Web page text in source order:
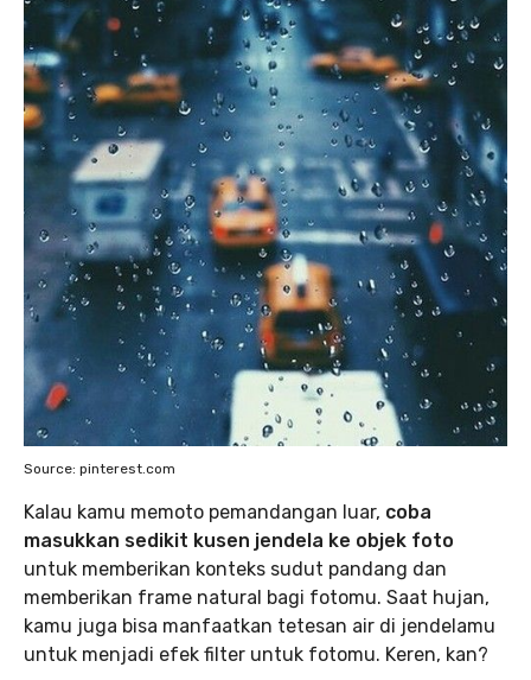
Source: pinterest.com
Kalau kamu memoto pemandangan luar, coba
masukkan sedikit kusen jendela ke objek foto
untuk memberikan konteks sudut pandang dan
memberikan frame natural bagi fotomu. Saat hujan,
kamu juga bisa manfaatkan tetesan air di jendelamu
untuk menjadi efek filter untuk fotomu. Keren, kan?